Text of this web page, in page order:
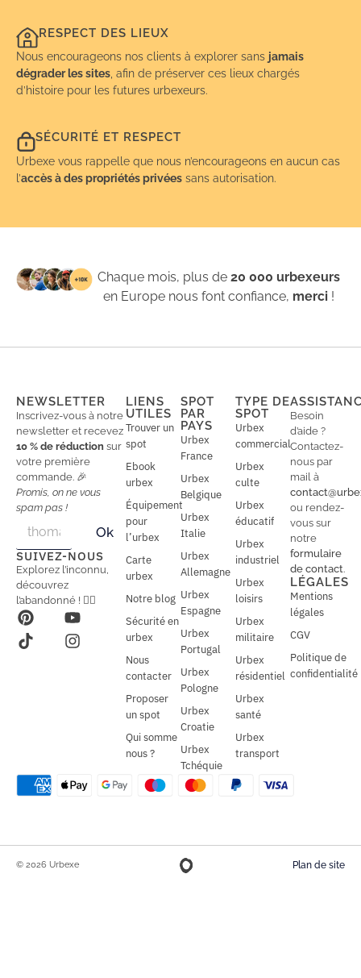
RESPECT DES LIEUX
Nous encourageons nos clients à explorer sans jamais
dégrader les sites , afin de préserver ces lieux chargés
d’histoire pour les futures urbexeurs.
SÉCURITÉ ET RESPECT
Urbexe vous rappelle que nous n’encourageons en aucun cas
l’accès à des propriétés privées sans autorisation.
Chaque mois, plus de20 000 urbexeurs
en Europe nous font confiance, merci !
NEWSLETTER
Inscrivez-vous à notre
newsletter et recevez
10 % de réduction sur
votre première
commande. 🎉
Promis, on ne vous
spam pas !
a
i
l
a
i
l
*
Ok
SUIVEZ-NOUS
Explorez l’inconnu,
découvrez
l’abandonné ! 🕵️‍♂️
LIENS
UTILES
Trouver un
spot
Ebook
urbex
Équipement
pour
l’urbex
Carte
urbex
Notre blog
Sécurité en
urbex
Nous
contacter
Proposer
un spot
Qui somme
nous ?
SPOT
PAR
PAYS
Urbex
France
Urbex
Belgique
Urbex
Italie
Urbex
Allemagne
Urbex
Espagne
Urbex
Portugal
Urbex
Pologne
Urbex
Croatie
Urbex
Tchéquie
TYPE DE
SPOT
Urbex
commercial
Urbex
culte
Urbex
éducatif
Urbex
industriel
Urbex
loisirs
Urbex
militaire
Urbex
résidentiel
Urbex
santé
Urbex
transport
Besoin
d’aide ?
Contactez-
nous par
mail à
ou rendez-
vous sur
notre
formulaire
de contact.
LÉGALES
Mentions
légales
CGV
Politique de
confidentialité
© 2026 Urbexe Plan de site